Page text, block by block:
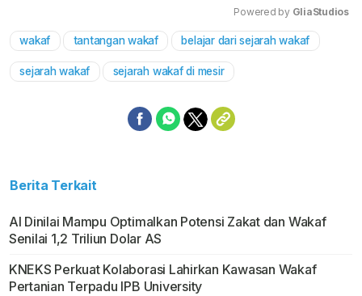
Mute
Powered by GliaStudios
wakaf tantangan wakaf belajar dari sejarah wakaf
sejarah wakaf sejarah wakaf di mesir
Berita Terkait
AI Dinilai Mampu Optimalkan Potensi Zakat dan Wakaf
Senilai 1,2 Triliun Dolar AS
KNEKS Perkuat Kolaborasi Lahirkan Kawasan Wakaf
Pertanian Terpadu IPB University